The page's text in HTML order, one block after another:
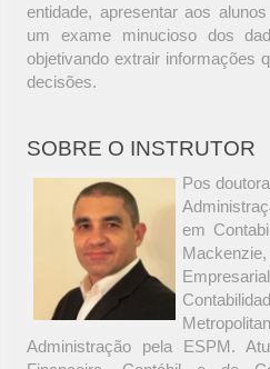
entidade, apresentar aos
um exame minucioso dos
objetivando extrair informações
decisões.
SOBRE O INSTRUTOR
Pos
em
Administração pela ESPM.